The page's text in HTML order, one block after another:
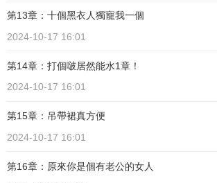
第13章：十個黑衣人獨寵我一個
2024-10-17 16:01
第14章：打個啵居然能水1章！
2024-10-17 16:01
第15章：吊帶裙真方便
2024-10-17 16:01
第16章：原來你是個有老公的女人